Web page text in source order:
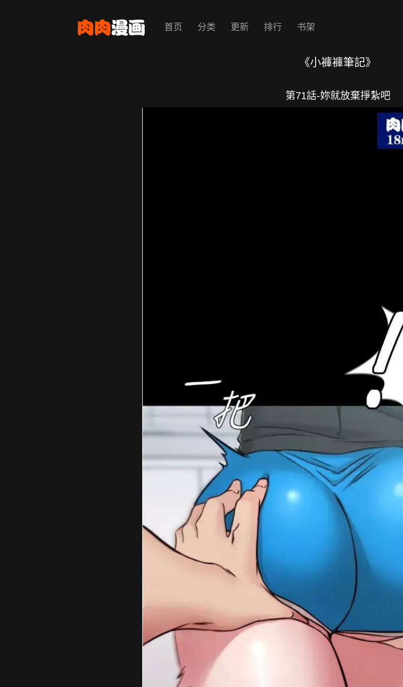
首页 分类 更新 排行 书架
《小褲褲筆記》
第71話-妳就放棄掙紮吧